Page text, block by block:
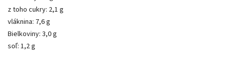
z toho cukry: 2,1 g
vláknina: 7,6 g
Bielkoviny: 3,0 g
soľ: 1,2 g